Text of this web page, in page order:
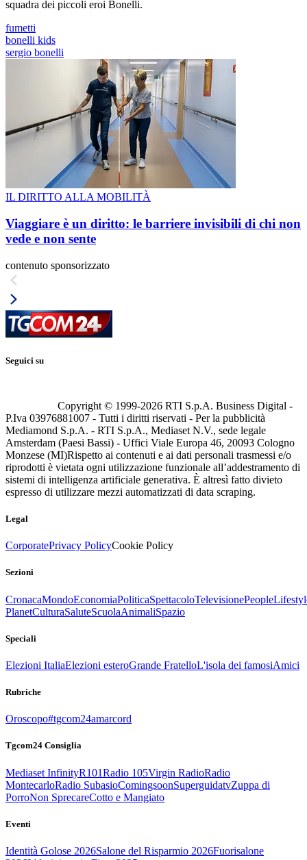
squadra dei piccoli eroi Bonelli.
fumetti
bonelli kids
sergio bonelli
IL DIRITTO ALLA MOBILITÀ
Viaggiare è un diritto: le barriere invisibili di chi non
vede e non sente
contenuto sponsorizzato
Seguici su
Copyright © 1999-2026 RTI S.p.A. Business Digital -
P.Iva 03976881007 - Tutti i diritti riservati - Per la pubblicità
Mediamond S.p.A. - RTI S.p.A., Mediaset N.V., sede legale
Amsterdam (Paesi Bassi) - Uffici Viale Europa 46, 20093 Cologno
Monzese (MI)Rispetto ai contenuti e ai dati personali trasmessi e/o
riprodotti è vietata ogni utilizzazione funzionale all’addestramento di
sistemi di intelligenza artificiale generativa. È altresì fatto divieto
espresso di utilizzare mezzi automatizzati di data scraping.
Legal
CorporatePrivacy PolicyCookie Policy
Sezioni
CronacaMondoEconomiaPoliticaSpettacoloTelevisionePeople
PlanetCulturaSaluteScuolaAnimaliSpazio
Speciali
Elezioni ItaliaElezioni esteroGrande FratelloL'isola dei famosiAmici
Rubriche
Oroscopo#tgcom24amarcord
Tgcom24 Consiglia
Mediaset InfinityR101Radio 105Virgin RadioRadio
MontecarloRadio SubasioComingsoonSuperguidatvZuppa di
PorroNon SprecareCotto e Mangiato
Eventi
Identità Golose 2026Salone del Risparmio 2026Fuorisalone